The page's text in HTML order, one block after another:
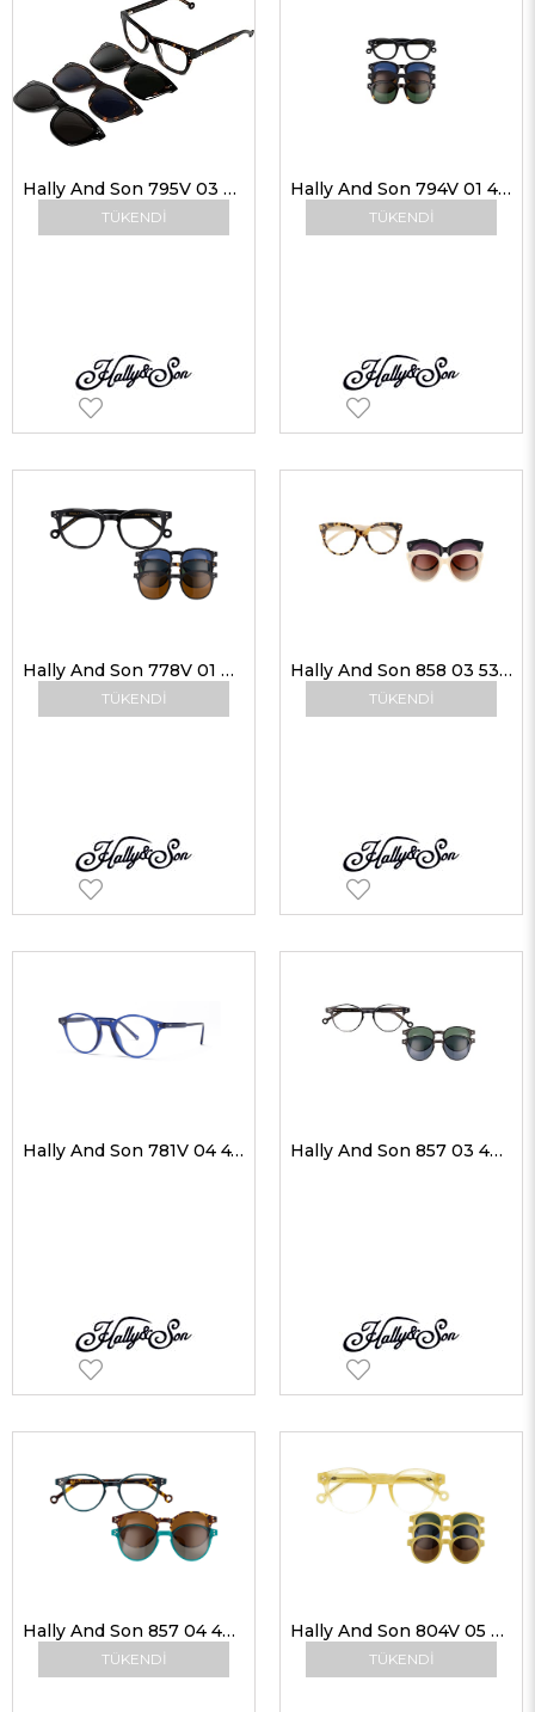
TÜKENDI
Hally And Son 795V 03 51-21 Unisex Güneş Gözlükleri
TÜKENDI
Hally And Son 794V 01 48-22 Unisex Güneş Gözlükleri
TÜKENDI
Hally And Son 778V 01 00 Unisex Güneş Gözlükleri
TÜKENDI
Hally And Son 858 03 53-19 G Kadın Güneş Gözlükleri
Hally And Son 781V 04 47-22 Unisex Optik Gözlükler Hally And Son 857 03 48-19 Erkek Optik Gözlükler
TÜKENDI
Hally And Son 857 04 48-19 G Unisex Güneş Gözlükleri
TÜKENDI
Hally And Son 804V 05 G Unisex Güneş Gözlükleri